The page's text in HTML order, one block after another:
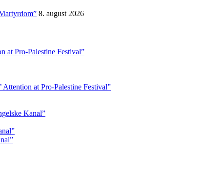
8. august 2026
at Pro-Palestine Festival”
at Pro-Palestine Festival”
Kanal”